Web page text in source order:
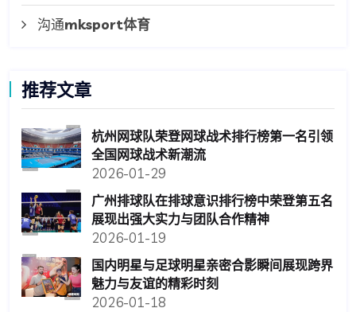
沟通mksport体育
推荐文章
杭州网球队荣登网球战术排行榜第一名引领
全国网球战术新潮流
2026-01-29
广州排球队在排球意识排行榜中荣登第五名
展现出强大实力与团队合作精神
2026-01-19
国内明星与足球明星亲密合影瞬间展现跨界
魅力与友谊的精彩时刻
2026-01-18